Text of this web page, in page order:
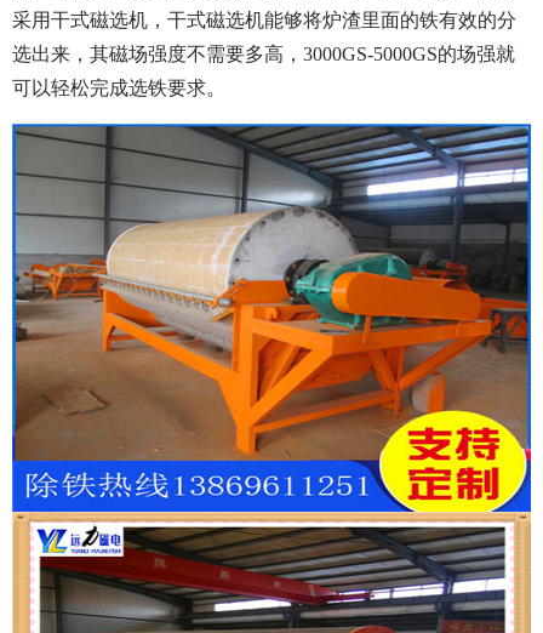
采用干式磁选机，干式磁选机能够将炉渣里面的铁有效的分
选出来，其磁场强度不需要多高，3000GS-5000GS的场强就
可以轻松完成选铁要求。